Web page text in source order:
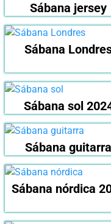
Sábana jersey
Sábana
Sábana sol
Sábana guitarra
Sábana nórdica